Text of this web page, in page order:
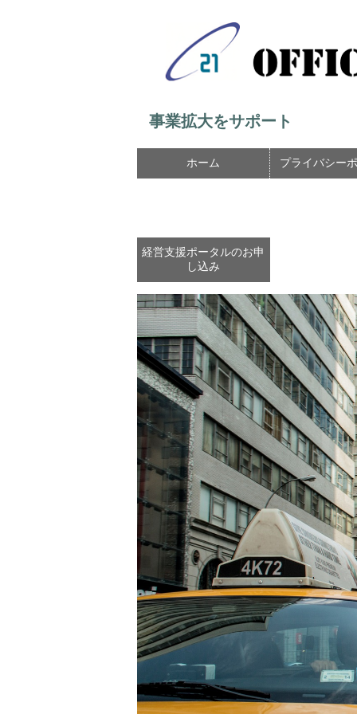
事業拡大をサポート
ホーム プライバシー
経営支援ポータルのお申
し込み